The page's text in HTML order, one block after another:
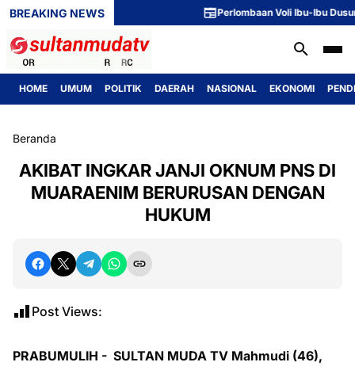
BREAKING NEWS Perlombaan Voli Ibu-Ibu Dusun 1
HOME UMUM POLITIK DAERAH NASIONAL EKONOMI
Beranda
AKIBAT INGKAR JANJI OKNUM PNS DI
MUARAENIM BERURUSAN DENGAN
HUKUM
Post Views:
PRABUMULIH - SULTAN MUDA TV Mahmudi (46),